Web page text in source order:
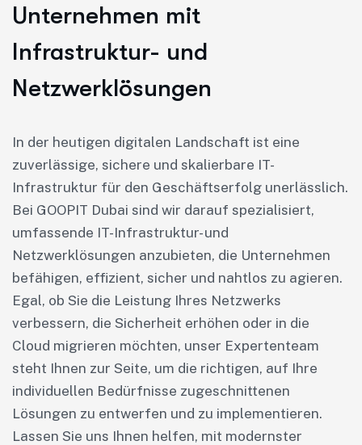
Unternehmen mit
Infrastruktur- und
Netzwerklösungen
In der heutigen digitalen Landschaft ist eine
zuverlässige, sichere und skalierbare IT-
Infrastruktur für den Geschäftserfolg unerlässlich.
Bei GOOPIT Dubai sind wir darauf spezialisiert,
umfassende IT-Infrastruktur- und
Netzwerklösungen anzubieten, die Unternehmen
befähigen, effizient, sicher und nahtlos zu agieren.
Egal, ob Sie die Leistung Ihres Netzwerks
verbessern, die Sicherheit erhöhen oder in die
Cloud migrieren möchten, unser Expertenteam
steht Ihnen zur Seite, um die richtigen, auf Ihre
individuellen Bedürfnisse zugeschnittenen
Lösungen zu entwerfen und zu implementieren.
Lassen Sie uns Ihnen helfen, mit modernster